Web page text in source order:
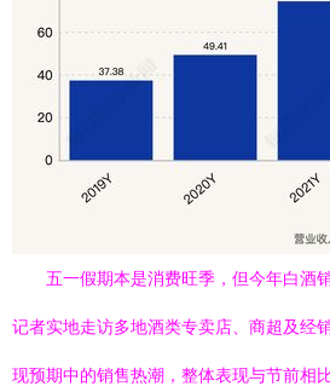
五一假期本是消费旺季，但今年白酒
记者实地走访多地酒类专卖店、商超及经
现预期中的销售热潮，整体表现与节前相